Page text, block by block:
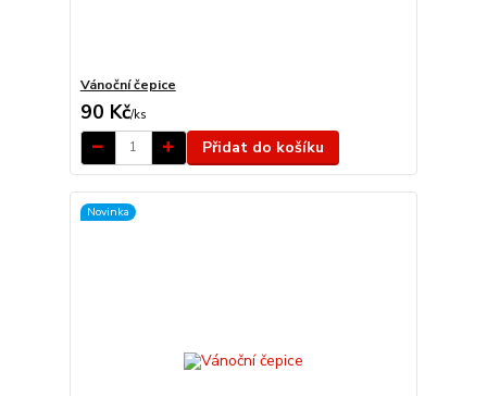
Vánoční čepice
90 Kč/ks
Přidat do košíku
Novinka